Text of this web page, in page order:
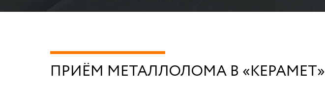
ПРИЁМ МЕТАЛЛОЛОМА В «КЕРАМЕТ»